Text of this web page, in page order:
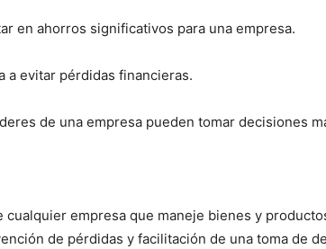
en ahorros significativos para una empresa.
a evitar pérdidas financieras.
de una empresa pueden tomar decisiones
empresa que maneje bienes y
de pérdidas y facilitación de una toma de